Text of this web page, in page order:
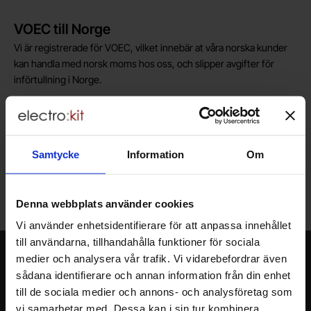
Samtycke Information Om
Denna webbplats använder cookies
Vi använder enhetsidentifierare för att anpassa innehållet
till användarna, tillhandahålla funktioner för sociala
medier och analysera vår trafik. Vi vidarebefordrar även
sådana identifierare och annan information från din enhet
till de sociala medier och annons- och analysföretag som
vi samarbetar med. Dessa kan i sin tur kombinera
Kort allmän information
VOEC till Norge
Vi är registrerade för VOEC, vilket innebär at våra norska kunder
kan handla med norsk moms hos oss, och slipper avgifter för
införtullning i Norge.
Vill du jobba på Electrokit?
Lagerbutik i Malmö
10-17. För snabbare service, gör en förbeställning.
Nyhetsbrev
Jag önskar erbjudanden, rabatter och produktnyheter direkt till min
inkorg!